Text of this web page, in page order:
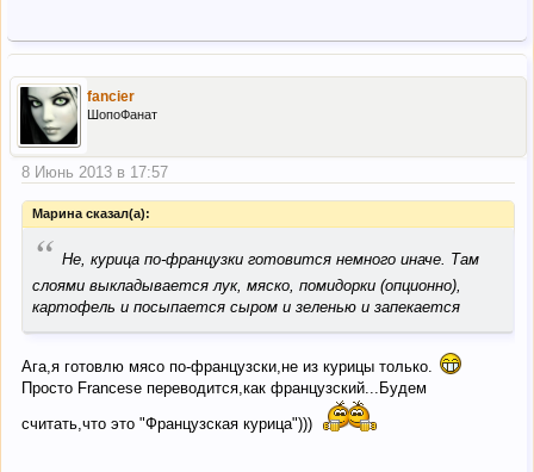
fancier
ШопоФанат
8 Июнь 2013 в 17:57
Марина сказал(а):
“ Не, курица по-французки готовится немного иначе. Там
слоями выкладывается лук, мяско, помидорки (опционно),
картофель и посыпается сыром и зеленью и запекается
Ага,я готовлю мясо по-французски,не из курицы только.
Просто Francese переводится,как французский...Будем
считать,что это "Французская курица")))